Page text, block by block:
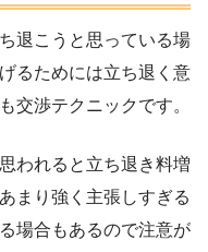
退こうと思っている場
るためには立ち退く意
交渉テクニックです。
われると立ち退き料増
まり強く主張しすぎる
場合もあるので注意が